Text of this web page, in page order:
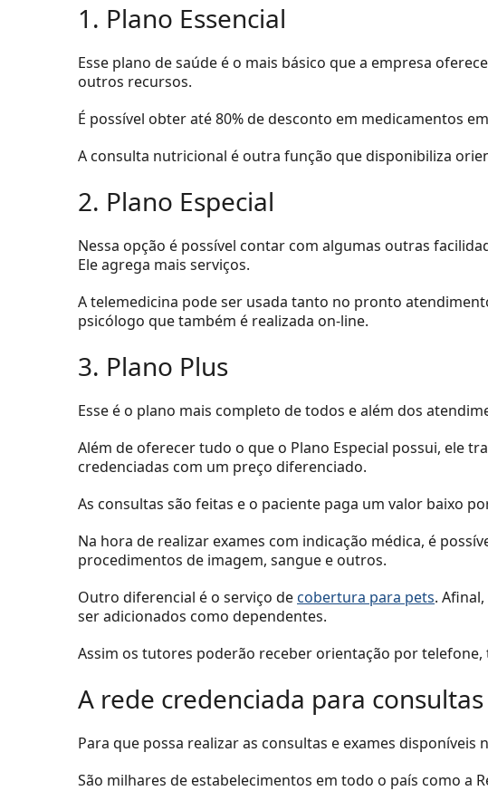
1. Plano Essencial
Esse plano de saúde é o mais básico que a empresa
outros recursos.
É possível obter até 80% de desconto em medicamentos
A consulta nutricional é outra função que disponibiliza
2. Plano Especial
Nessa opção é possível contar com algumas outras
Ele agrega mais serviços.
A telemedicina pode ser usada tanto no pronto
psicólogo que também é realizada on-line.
3. Plano Plus
Esse é o plano mais completo de todos e além dos
Além de oferecer tudo o que o Plano Especial possui, ele
credenciadas com um preço diferenciado.
As consultas são feitas e o paciente paga um valor baixo
Na hora de realizar exames com indicação médica, é
procedimentos de imagem, sangue e outros.
Outro diferencial é o serviço decobertura para pets.
ser adicionados como dependentes.
Assim os tutores poderão receber orientação por
A rede credenciada para
Para que possa realizar as consultas e exames
São milhares de estabelecimentos em todo o país como a